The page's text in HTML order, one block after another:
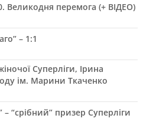
Великодня перемога (+ ВІДЕО)
– 1:1
Суперліги, Ірина
ім. Марини Ткаченко
“срібний” призер Суперліги